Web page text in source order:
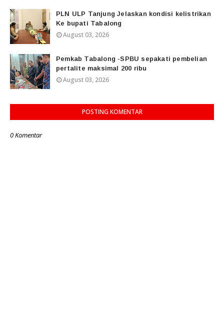
PLN ULP Tanjung Jelaskan kondisi kelistrikan
Ke bupati Tabalong
August 03, 2026
Pemkab Tabalong -SPBU sepakati pembelian
pertalite maksimal 200 ribu
August 03, 2026
POSTING KOMENTAR
0 Komentar